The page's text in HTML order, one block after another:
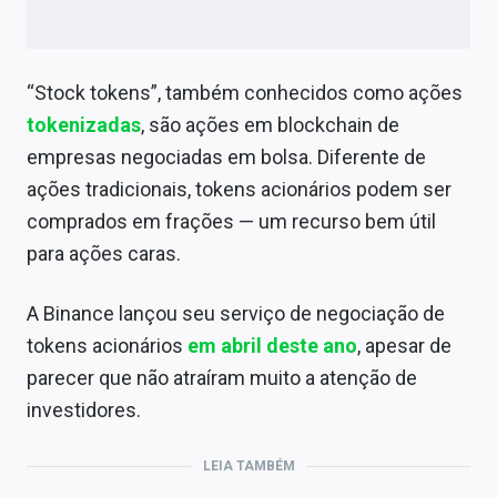
“Stock tokens”, também conhecidos como ações
tokenizadas, são ações em blockchain de
empresas negociadas em bolsa. Diferente de
ações tradicionais, tokens acionários podem ser
comprados em frações — um recurso bem útil
para ações caras.
A Binance lançou seu serviço de negociação de
tokens acionários em abril deste ano, apesar de
parecer que não atraíram muito a atenção de
investidores.
LEIA TAMBÉM